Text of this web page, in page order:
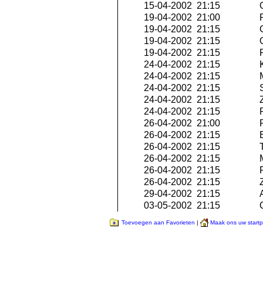
15-04-2002 21:15
19-04-2002 21:00
19-04-2002 21:15
19-04-2002 21:15
19-04-2002 21:15
24-04-2002 21:15
24-04-2002 21:15
24-04-2002 21:15
24-04-2002 21:15
24-04-2002 21:15
26-04-2002 21:00
26-04-2002 21:15
26-04-2002 21:15
26-04-2002 21:15
26-04-2002 21:15
26-04-2002 21:15
29-04-2002 21:15
03-05-2002 21:15
Toevoegen aan Favorieten | Maak ons uw